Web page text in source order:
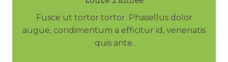
Fusce ut tortor tortor. Phasellus dolor
augue, condimentum a efficitur id, venenatis
quis ante.